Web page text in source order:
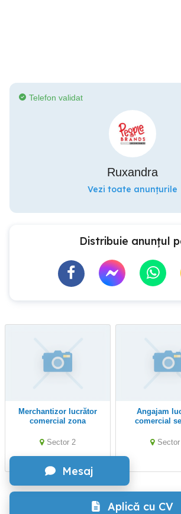
Mesaj
Aplică cu CV
Telefon validat
Ruxandra
Vezi toate anunțurile
Distribuie anunțul
Merchantizor lucrător
comercial zona
Sector 2
Angajam lucrator
comercial